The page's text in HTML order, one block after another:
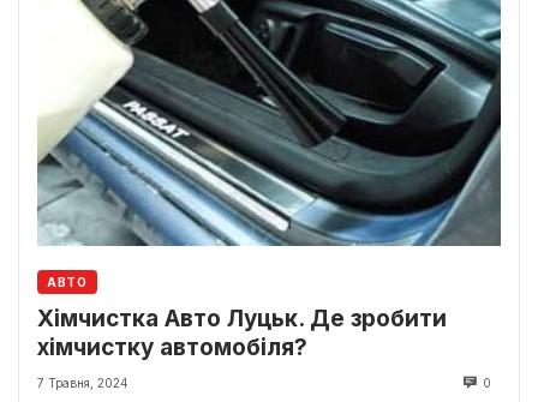
АВТО
Хімчистка Авто Луцьк. Де зробити
хімчистку автомобіля?
7 Травня, 2024 0